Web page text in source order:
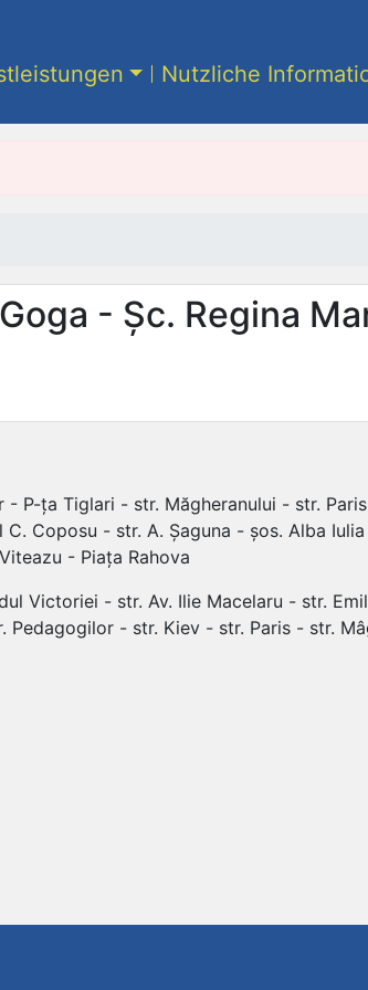
Nutzliche
- Șc. Regina
P-ța Tiglari - str. Măgheranului - str.
Coposu - str. A. Șaguna - șos. Alba
- Piața Rahova
Victoriei - str. Av. Ilie Macelaru - str.
- str. Kiev - str. Paris - str.